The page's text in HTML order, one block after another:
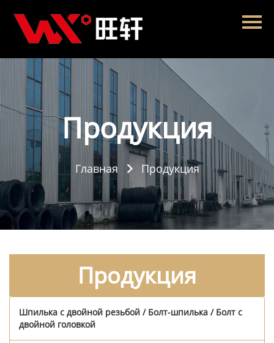
Главная
Продукция
Новости
О нас
Контакты Продукция
Главная  Продукция
Продукция
Шпилька с двойной резьбой / Болт-шпилька / Болт с
двойной головкой